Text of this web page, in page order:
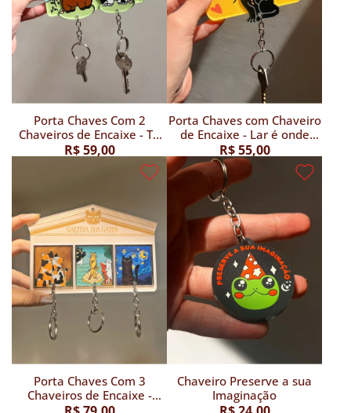
Porta Chaves Com 2
Chaveiros de Encaixe - Te
Amo Muuuito Vaquinha
R$ 59,00
Porta Chaves com Chaveiro
de Encaixe - Lar é onde
meu Gato tá
R$ 55,00
Porta Chaves Com 3
Chaveiros de Encaixe -
Galeria dos Gatos
Chaveiro Preserve a sua
Imaginação